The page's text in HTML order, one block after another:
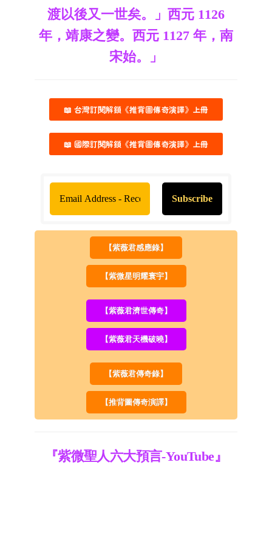
渡以後又一世矣。」西元 1126
年，靖康之變。西元 1127 年，南
宋始。」
📖 台灣訂閱解鎖《推背圖傳奇演譯》上冊
📖 國際訂閱解鎖《推背圖傳奇演譯》上冊
【紫薇君感應錄】
【紫微星明耀寰宇】
【紫薇君濟世傳奇】
【紫薇君天機破曉】
【紫薇君傳奇錄】
【推背圖傳奇演譯】
『紫微聖人六大預言-YouTube』